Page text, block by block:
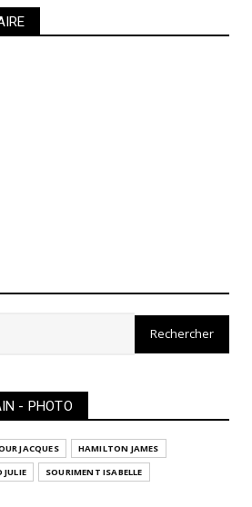
- PHOTO
JACQUES
HAMILTON JAMES
JULIE SOURIMENT ISABELLE